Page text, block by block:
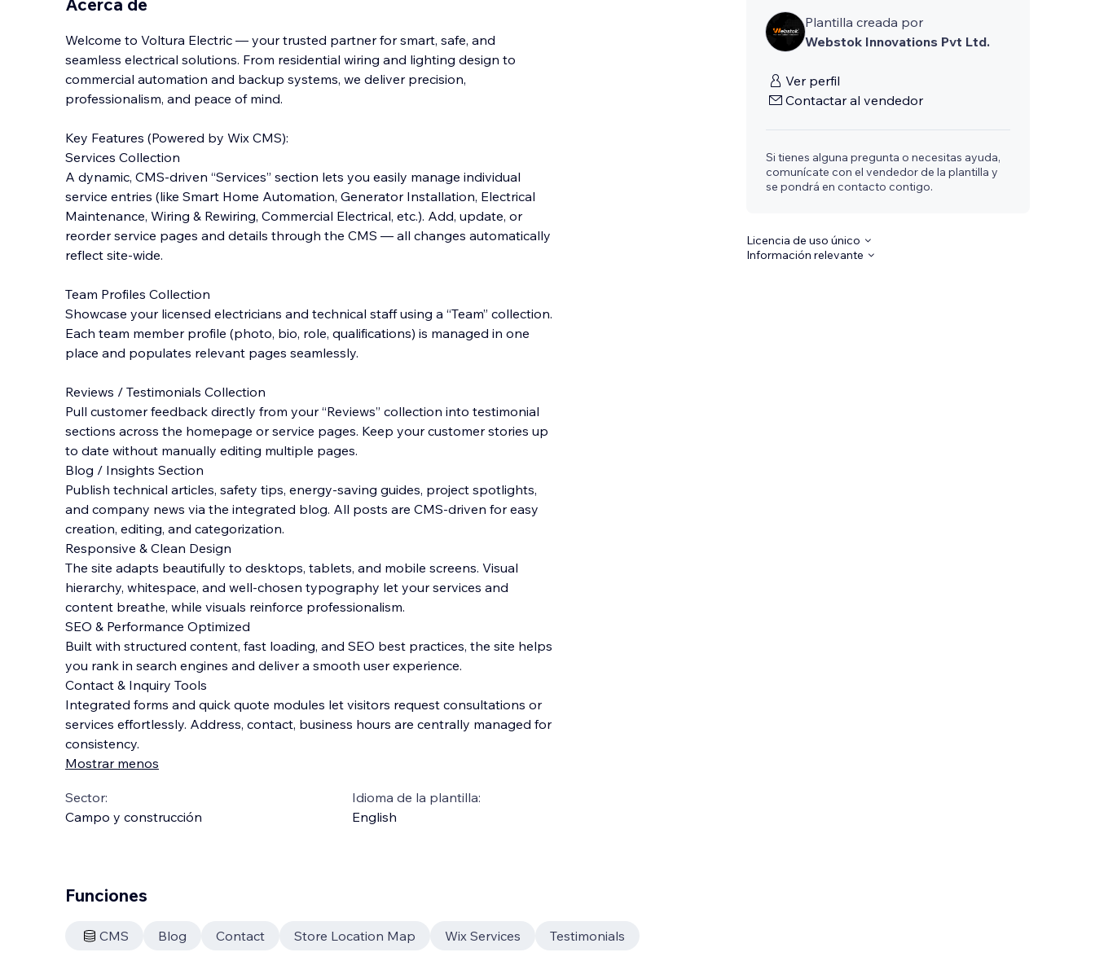
Welcome to Voltura Electric — your trusted partner for smart, safe, and
seamless electrical solutions. From residential wiring and lighting design to
commercial automation and backup systems, we deliver precision,
professionalism, and peace of mind.
Key Features (Powered by Wix CMS):
Services Collection
A dynamic, CMS-driven “Services” section lets you easily manage individual
service entries (like Smart Home Automation, Generator Installation, Electrical
Maintenance, Wiring & Rewiring, Commercial Electrical, etc.). Add, update, or
reorder service pages and details through the CMS — all changes automatically
reflect site-wide.
Team Profiles Collection
Showcase your licensed electricians and technical staff using a “Team” collection.
Each team member profile (photo, bio, role, qualifications) is managed in one
place and populates relevant pages seamlessly.
Reviews / Testimonials Collection
Pull customer feedback directly from your “Reviews” collection into testimonial
sections across the homepage or service pages. Keep your customer stories up
to date without manually editing multiple pages.
Blog / Insights Section
Publish technical articles, safety tips, energy-saving guides, project spotlights,
and company news via the integrated blog. All posts are CMS-driven for easy
creation, editing, and categorization.
Responsive & Clean Design
The site adapts beautifully to desktops, tablets, and mobile screens. Visual
hierarchy, whitespace, and well-chosen typography let your services and
content breathe, while visuals reinforce professionalism.
SEO & Performance Optimized
Built with structured content, fast loading, and SEO best practices, the site helps
you rank in search engines and deliver a smooth user experience.
Contact & Inquiry Tools
Integrated forms and quick quote modules let visitors request consultations or
services effortlessly. Address, contact, business hours are centrally managed for
consistency.
Mostrar menos
Sector:
Campo y construcción
Idioma de la plantilla:
English
Plantilla creada por
Webstok Innovations Pvt Ltd.
Ver perfil
Contactar al vendedor
Si tienes alguna pregunta o necesitas ayuda,
comunícate con el vendedor de la plantilla y
se pondrá en contacto contigo.
Licencia de uso único
Información relevante
Funciones
CMS Blog Contact Store Location Map Wix Services Testimonials